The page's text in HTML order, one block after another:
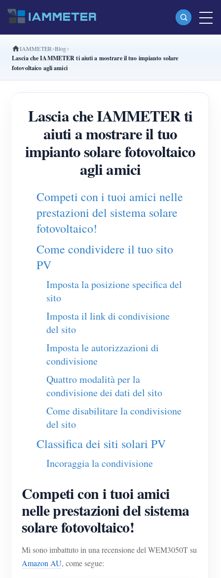
Prodotti
Misuratore di energia Wi-Fi split-phase (WEM2067)
Misuratore di energia Wi-Fi trifase (WEM3080T)
Misuratore di energia Wi-Fi trifase (WEM3046T)
Misuratore di energia Wi-Fi trifase (WEM3050T)
Controller di potenza WiFi
Servizio self-hosting
Caricatore EV
Simulatore IAMMETER
Sistema di previsione e simulazione energetica
Applicazioni
Monitor energetico per sistema solare FV
Sistema di controllo del riscaldatore FV
Domotica
Monitoraggio energetico della fabbrica
Negozio
Risorse
Guida rapida del prodotto
Documentazione
FAQ
Notizie
Community
Programma contributori
Attività IAMMETER
Forum
App Store
Classifica FV
Soluzioni
Contatto
Chi siamo
IAMMETER Blog
Lascia che IAMMETER ti aiuti a mostrare il tuo impianto solare
fotovoltaico agli amici
Lascia che IAMMETER ti
aiuti a mostrare il tuo
impianto solare fotovoltaico
agli amici
Competi con i tuoi amici nelle
prestazioni del sistema solare
fotovoltaico!
Come condividere il tuo sito
PV
Imposta la posizione specifica del
sito
Imposta il link di condivisione
del sito
Imposta le autorizzazioni di
condivisione
Quattro modalità per la
condivisione dei dati del sito
Come disabilitare la condivisione
del sito
Classifica dei siti solari PV
Incoraggia la condivisione
Competi con i tuoi amici
nelle prestazioni del sistema
solare fotovoltaico!
Mi sono imbattuto in una recensione del WEM3050T su
Amazon AU, come segue: